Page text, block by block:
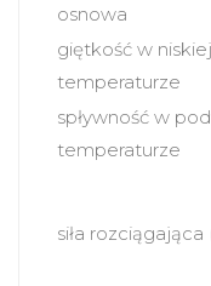
osnowa
giętkość w niskiej
temperaturze
spływność w
temperaturze
siła